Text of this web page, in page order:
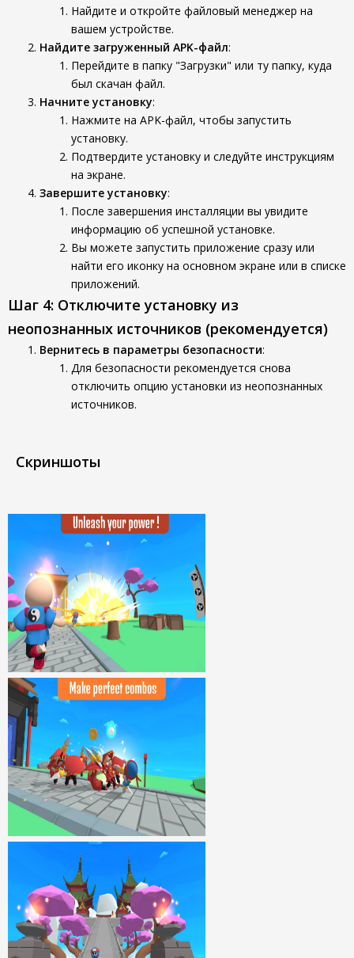
Найдите и откройте файловый менеджер на
вашем устройстве.
Найдите загруженный APK-файл:
Перейдите в папку "Загрузки" или ту папку, куда
был скачан файл.
Начните установку:
Нажмите на APK-файл, чтобы запустить
установку.
Подтвердите установку и следуйте инструкциям
на экране.
Завершите установку:
После завершения инсталляции вы увидите
информацию об успешной установке.
Вы можете запустить приложение сразу или
найти его иконку на основном экране или в списке
приложений.
Шаг 4: Отключите установку из
неопознанных источников (рекомендуется)
Вернитесь в параметры безопасности:
Для безопасности рекомендуется снова
отключить опцию установки из неопознанных
источников.
Скриншоты